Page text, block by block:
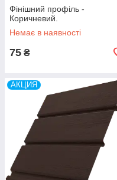
Фінішний профіль -
Коричневий.
Немає в наявності
75 ₴
АКЦИЯ